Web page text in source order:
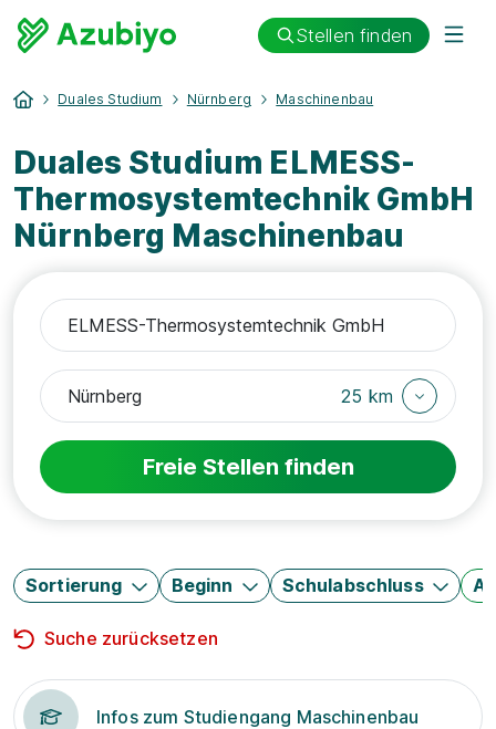
Stellen finden
Duales Studium Nürnberg Maschinenbau
Duales Studium ELMESS-
Thermosystemtechnik GmbH
Nürnberg Maschinenbau
25 km
Freie Stellen finden
Sortierung Beginn Schulabschluss
Suche zurücksetzen
Infos zum Studiengang Maschinenbau